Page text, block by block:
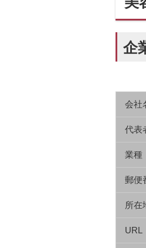
企
会社
代表
業種
郵便
所在
URL